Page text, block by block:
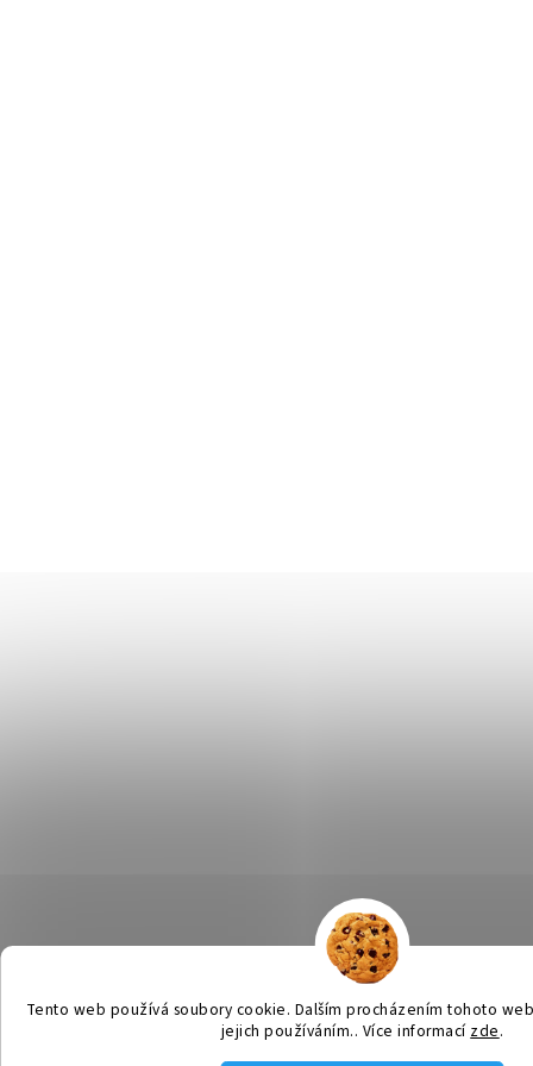
Tento web používá soubory cookie. Dalším procházením tohoto
jejich používáním.. Více informací zde.